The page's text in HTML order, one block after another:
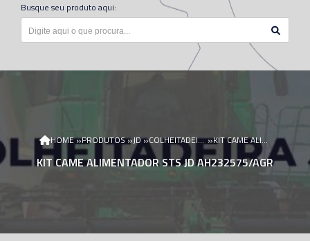
Busque seu produto aqui:
HOME»PRODUTOS»JD» COLHEITADEIRA JD » KIT CAME ALIMENTADOR STS JD AH232575/AGR
KIT CAME ALIMENTADOR STS JD AH232575/AGR